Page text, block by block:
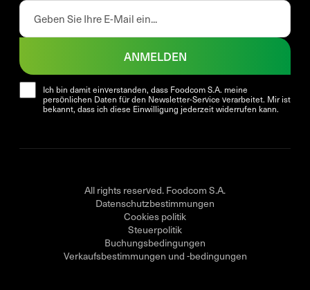
Ich bin damit einverstanden, dass Foodcom S.A. meine
persönlichen Daten für den Newsletter-Service verarbeitet. Mir ist
bekannt, dass ich diese Einwilligung jederzeit widerrufen kann.
ANMELDEN
All rights reserved. Foodcom S.A.
Datenschutzbestimmungen
Cookies politik
Steuerpolitik
Buchungsbedingungen
Verkaufsbestimmungen und -bedingungen